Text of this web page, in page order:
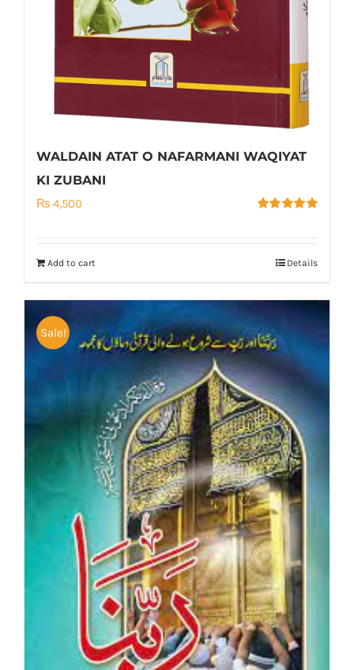
WALDAIN ATAT O NAFARMANI WAQIYAT
KI ZUBANI
₨ 4,500
Add to cart Details
Sale!